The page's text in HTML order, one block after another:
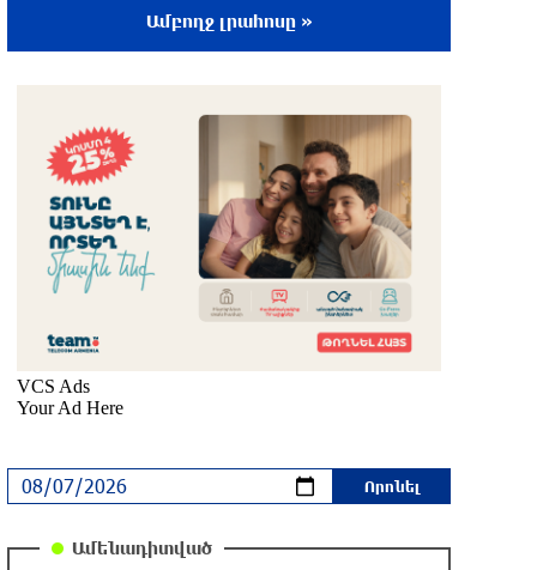
ծառն է տապալվել
փոխել Հորմուզի նեղուցի
նավագնացության կառուցվածքը
10 րոպե առաջ
8-ամյա Մոնթե Մուրադյանն ու Սյունե
Քոսակյանը հաղթահարել են
Արարատի գագաթը
8 րոպե առաջ
վարորդին դուրս են բերել
28 րոպե առաջ
փոփոխություն կլինի
Ամբողջ լրահոսը »
Ամենադիտված